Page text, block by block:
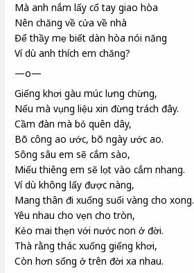
Mà anh nắm lấy cổ tay giao hòa
Nên chăng về cửa về nhà
Để thầy mẹ biết dàn hòa nói năng
Ví dù anh thích em chăng?
—o—
Giếng khơi gàu múc lưng chừng,
Nếu mà vụng liệu xin đừng trách đây.
Cầm đàn mà bỏ quên dây,
Bõ công ao ước, bõ ngày ước ao.
Sông sâu em sẽ cắm sào,
Miếu thiêng em sẽ lọt vào cắm nhang.
Ví dù không lấy được nàng,
Mang thân đi xuống suối vàng cho xong.
Yêu nhau cho vẹn cho tròn,
Kẻo mai thẹn với nước non ở đời.
Thà rằng thác xuống giếng khơi,
Còn hơn sống ở trên đời xa nhau.